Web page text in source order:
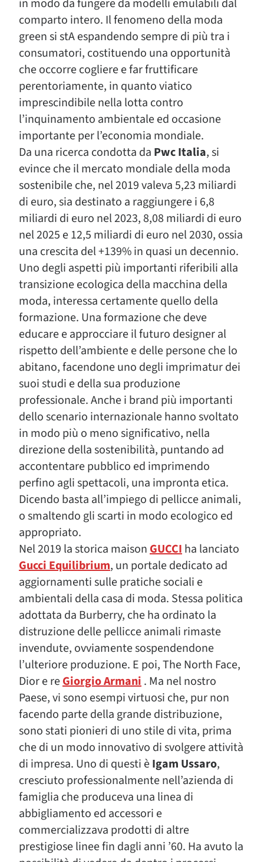
in modo da fungere da modelli emulabili dal
comparto intero. Il fenomeno della moda
green si stA espandendo sempre di più tra i
consumatori, costituendo una opportunità
che occorre cogliere e far fruttificare
perentoriamente, in quanto viatico
imprescindibile nella lotta contro
l’inquinamento ambientale ed occasione
importante per l’economia mondiale.
Da una ricerca condotta da Pwc Italia, si
evince che il mercato mondiale della moda
sostenibile che, nel 2019 valeva 5,23 miliardi
di euro, sia destinato a raggiungere i 6,8
miliardi di euro nel 2023, 8,08 miliardi di euro
nel 2025 e 12,5 miliardi di euro nel 2030, ossia
una crescita del +139% in quasi un decennio.
Uno degli aspetti più importanti riferibili alla
transizione ecologica della macchina della
moda, interessa certamente quello della
formazione. Una formazione che deve
educare e approcciare il futuro designer al
rispetto dell’ambiente e delle persone che lo
abitano, facendone uno degli imprimatur dei
suoi studi e della sua produzione
professionale. Anche i brand più importanti
dello scenario internazionale hanno svoltato
in modo più o meno significativo, nella
direzione della sostenibilità, puntando ad
accontentare pubblico ed imprimendo
perfino agli spettacoli, una impronta etica.
Dicendo basta all’impiego di pellicce animali,
o smaltendo gli scarti in modo ecologico ed
appropriato.
Nel 2019 la storica maisonGUCCIha lanciato
Gucci Equilibrium, un portale dedicato ad
aggiornamenti sulle pratiche sociali e
ambientali della casa di moda. Stessa politica
adottata da Burberry, che ha ordinato la
distruzione delle pellicce animali rimaste
invendute, ovviamente sospendendone
l’ulteriore produzione. E poi, The North Face,
Dior e reGiorgio Armani. Ma nel nostro
Paese, vi sono esempi virtuosi che, pur non
facendo parte della grande distribuzione,
sono stati pionieri di uno stile di vita, prima
che di un modo innovativo di svolgere attività
di impresa. Uno di questi èIgam Ussaro,
cresciuto professionalmente nell’azienda di
famiglia che produceva una linea di
abbigliamento ed accessori e
commercializzava prodotti di altre
prestigiose linee fin dagli anni ’60. Ha avuto la